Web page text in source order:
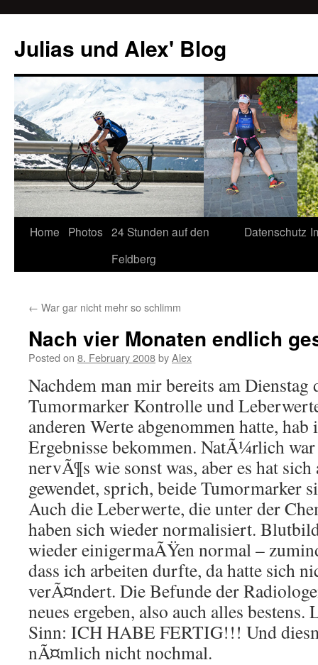
Julias und Alex' Blog
Skip
Home Photos 24 Stunden auf den
Feldberg
Datenschutz
← War gar nicht mehr so schlimm
Nach vier Monaten endlich
Posted on 8. February 2008byAlex
Nachdem man mir bereits am
Tumormarker Kontrolle und
anderen Werte abgenommen hatte,
Ergebnisse bekommen. NatÃ¼rlich
nervÃ¶s wie sonst was, aber es hat
gewendet, sprich, beide Tumormarker
Auch die Leberwerte, die unter der
haben sich wieder normalisiert.
wieder einigermaÃŸen normal –
dass ich arbeiten durfte, da hatte sich
verÃ¤ndert. Die Befunde der
neues ergeben, also auch alles bestens.
Sinn: ICH HABE FERTIG!!! Und
nÃ¤mlich nicht nochmal.